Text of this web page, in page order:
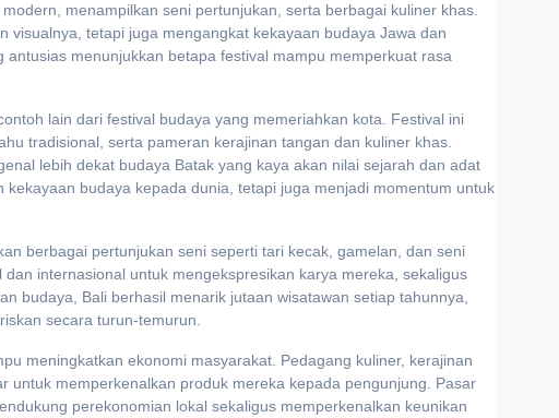
menampilkan seni pertunjukan, serta berbagai kuliner khas.
tetapi juga mengangkat kekayaan budaya Jawa dan
menunjukkan betapa festival mampu memperkuat rasa
lain dari festival budaya yang memeriahkan kota. Festival ini
tradisional, serta pameran kerajinan tangan dan kuliner khas.
lebih dekat budaya Batak yang kaya akan nilai sejarah dan adat
budaya kepada dunia, tetapi juga menjadi momentum untuk
berbagai pertunjukan seni seperti tari kecak, gamelan, dan seni
internasional untuk mengekspresikan karya mereka, sekaligus
budaya, Bali berhasil menarik jutaan wisatawan setiap tahunnya,
secara turun-temurun.
meningkatkan ekonomi masyarakat. Pedagang kuliner, kerajinan
untuk memperkenalkan produk mereka kepada pengunjung. Pasar
perekonomian lokal sekaligus memperkenalkan keunikan